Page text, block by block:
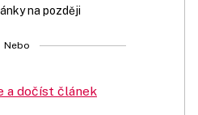
na později
Nebo
a dočíst článek